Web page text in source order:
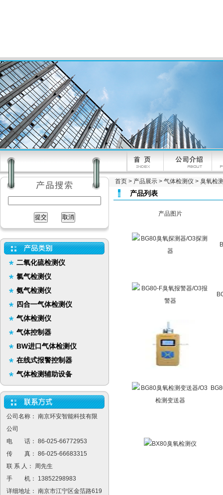
二氧化硫检测仪
氯气检测仪
氨气检测仪
四合一气体检测仪
气体检测仪
气体控制器
BW进口气体检测仪
在线式报警控制器
气体检测辅助设备
公司名称： 南京环安智能科技有限
公司
电 话： 86-025-66772953
传 真： 86-025-66683315
联 系 人： 周先生
手 机： 13852298983
详细地址： 南京市江宁区金箔路619
首页 > 产品展示 > 气体检测仪 > 臭氧检
产品列表
产品图片